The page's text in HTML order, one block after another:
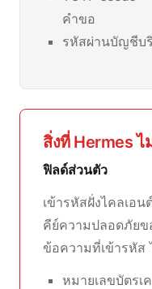
คำขอ
รหัสผ่านบัญชีบ
สิ่งที่ Hermes ไ
ฟิลด์ส่วนตัว
เข้ารหัสฝั่งไคลเอ
คีย์ความปลอดภัยข
ข้อความที่เข้ารหัส
หมายเลขบัตรเ